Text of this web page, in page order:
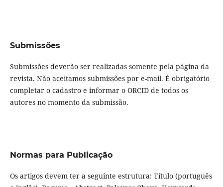
Submissões
Submissões deverão ser realizadas somente pela página da
revista. Não aceitamos submissões por e-mail. É obrigatório
completar o cadastro e informar o ORCID de todos os
autores no momento da submissão.
Normas para Publicação
Os artigos devem ter a seguinte estrutura: Título (português